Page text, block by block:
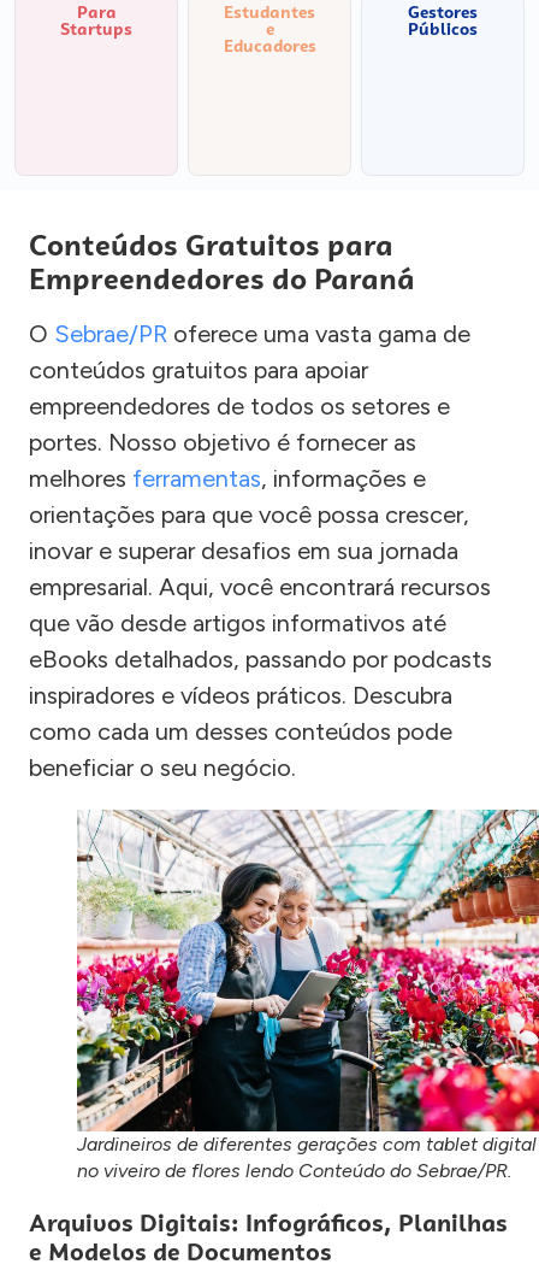
Para
Startups
Estudantes
e
Educadores
Gestores
Públicos
Conteúdos Gratuitos para
Empreendedores do Paraná
O Sebrae/PR oferece uma vasta gama de
conteúdos gratuitos para apoiar
empreendedores de todos os setores e
portes. Nosso objetivo é fornecer as
melhores ferramentas, informações e
orientações para que você possa crescer,
inovar e superar desafios em sua jornada
empresarial. Aqui, você encontrará recursos
que vão desde artigos informativos até
eBooks detalhados, passando por podcasts
inspiradores e vídeos práticos. Descubra
como cada um desses conteúdos pode
beneficiar o seu negócio.
Jardineiros de diferentes gerações com tablet digital
no viveiro de flores lendo Conteúdo do Sebrae/PR.
Arquivos Digitais: Infográficos, Planilhas
e Modelos de Documentos